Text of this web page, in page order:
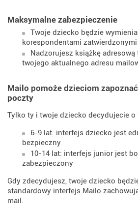
Maksymalne zabezpieczenie
Twoje dziecko będzie
korespondentami
Nadzorujesz książkę
twojego aktualnego adresu
Mailo pomoże dzieciom
poczty
Tylko ty i twoje dziecko decydujecie o
6-9 lat: interfejs dziecko jest
bezpieczny
10-14 lat: interfejs junior jest
zabezpieczony
Gdy zdecydujesz, twoje dziecko
standardowy interfejs Mailo
mail.